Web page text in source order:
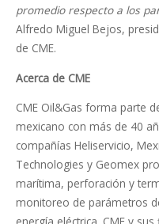
promedio respecto a los
Alfredo Miguel Bejos,
de CME.
Acerca de CME
CME Oil&Gas forma parte
mexicano con más de 40
compañías Heliservicio,
Technologies y Geomex
marítima, perforación y
monitoreo de parámetros